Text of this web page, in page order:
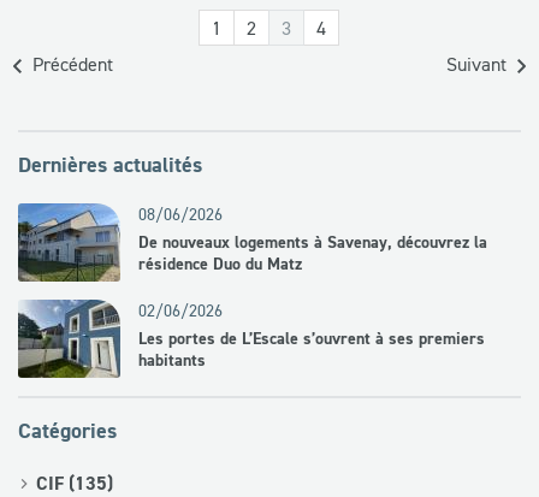
Précédent
1 2 3
4
Suivant
Dernières actualités
08/06/2026
De nouveaux logements à Savenay, découvrez la
résidence Duo du Matz
02/06/2026
Les portes de L’Escale s’ouvrent à ses premiers
habitants
Catégories
CIF (135)